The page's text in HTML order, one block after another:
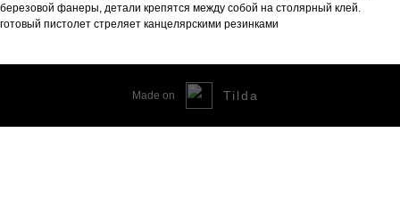
березовой фанеры, детали крепятся между собой на столярный клей.
готовый пистолет стреляет канцелярскими резинками
Made on Tilda